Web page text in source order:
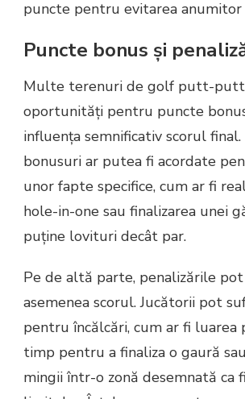
puncte pentru evitarea anumitor
Puncte bonus și
Multe terenuri de golf putt-
oportunități pentru puncte
influența semnificativ scorul
bonusuri ar putea fi acordate
unor fapte specifice, cum ar fi
hole-in-one sau finalizarea unei
puține lovituri decât par.
Pe de altă parte, penalizările
asemenea scorul. Jucătorii pot
pentru încălcări, cum ar fi
timp pentru a finaliza o gaură
mingii într-o zonă desemnată ca